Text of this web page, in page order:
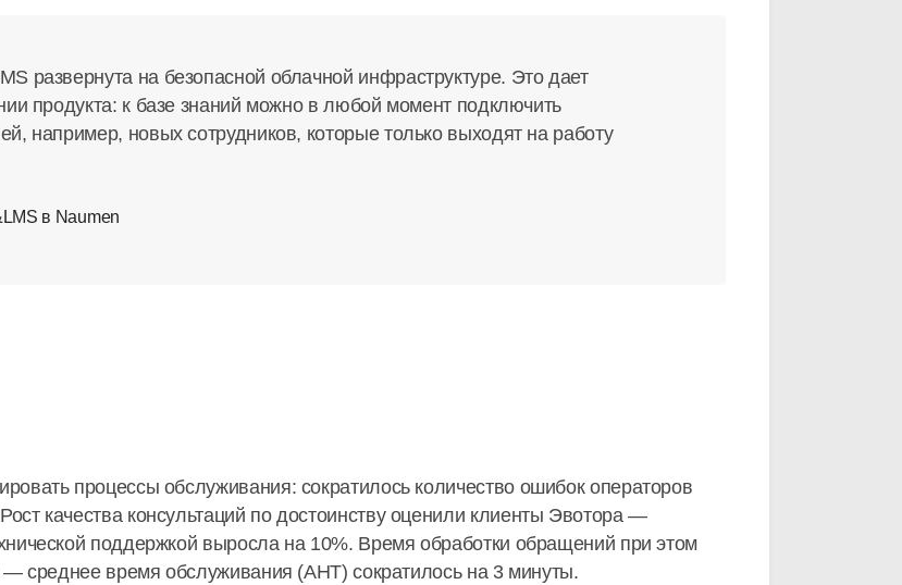
развернута на безопасной облачной инфраструктуре. Это дает
продукта: к базе знаний можно в любой момент подключить
например, новых сотрудников, которые только выходят на работу
в Naumen
процессы обслуживания: сократилось количество ошибок операторов
качества консультаций по достоинству оценили клиенты Эвотора —
поддержкой выросла на 10%. Время обработки обращений при этом
среднее время обслуживания (AHT) сократилось на 3 минуты.